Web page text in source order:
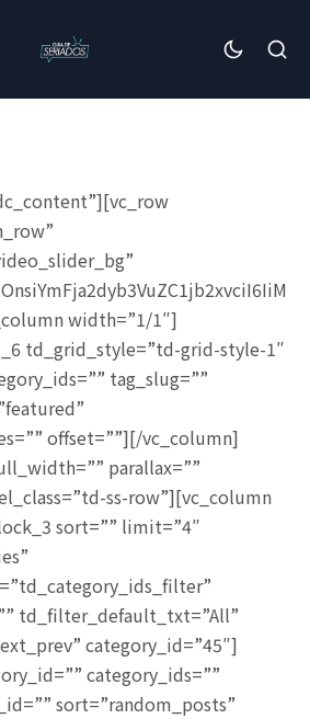
width=”1/1″]
td_grid_style=”td-grid-style-1″
tag_slug=””
offset=””][/vc_column]
parallax=””
ss-row”][vc_column
sort=”” limit=”4″
td_filter_default_txt=”All”
category_id=”45″]
category_ids=””
sort=”random_posts”